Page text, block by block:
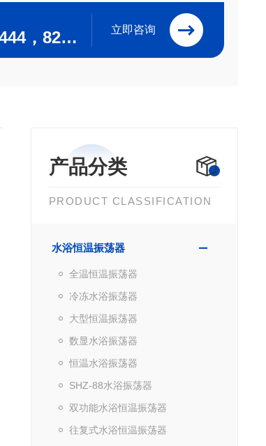
0519-82304444，82314444，82302244，82312244 立即咨询
产品分类
PRODUCT CLASSIFICATION
水浴恒温振荡器
全温恒温振荡器
冷冻水浴振荡器
大型恒温振荡器
数显水浴振荡器
恒温水浴振荡器
SHZ-88水浴振荡器
双功能水浴恒温振荡器
往复式水浴恒温振荡器